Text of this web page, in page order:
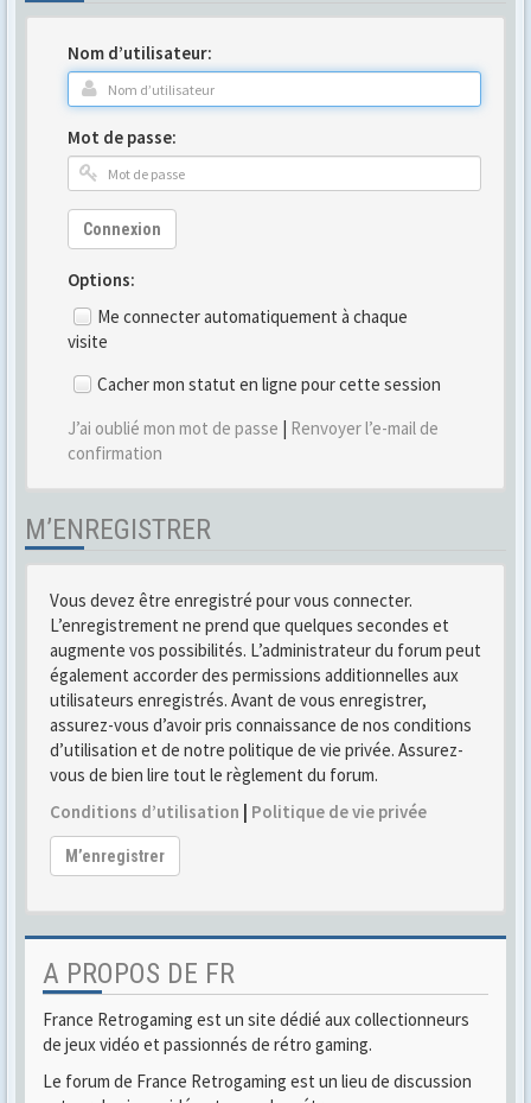
Nom d’utilisateur:
Mot de passe:
Connexion
Options:
Me connecter automatiquement à chaque
visite
Cacher mon statut en ligne pour cette session
J’ai oublié mon mot de passe | Renvoyer l’e-mail de
confirmation
M’ENREGISTRER
Vous devez être enregistré pour vous connecter.
L’enregistrement ne prend que quelques secondes et
augmente vos possibilités. L’administrateur du forum peut
également accorder des permissions additionnelles aux
utilisateurs enregistrés. Avant de vous enregistrer,
assurez-vous d’avoir pris connaissance de nos conditions
d’utilisation et de notre politique de vie privée. Assurez-
vous de bien lire tout le règlement du forum.
Conditions d’utilisation | Politique de vie privée
M’enregistrer
A PROPOS DE FR
France Retrogaming est un site dédié aux collectionneurs
de jeux vidéo et passionnés de rétro gaming.
Le forum de France Retrogaming est un lieu de discussion